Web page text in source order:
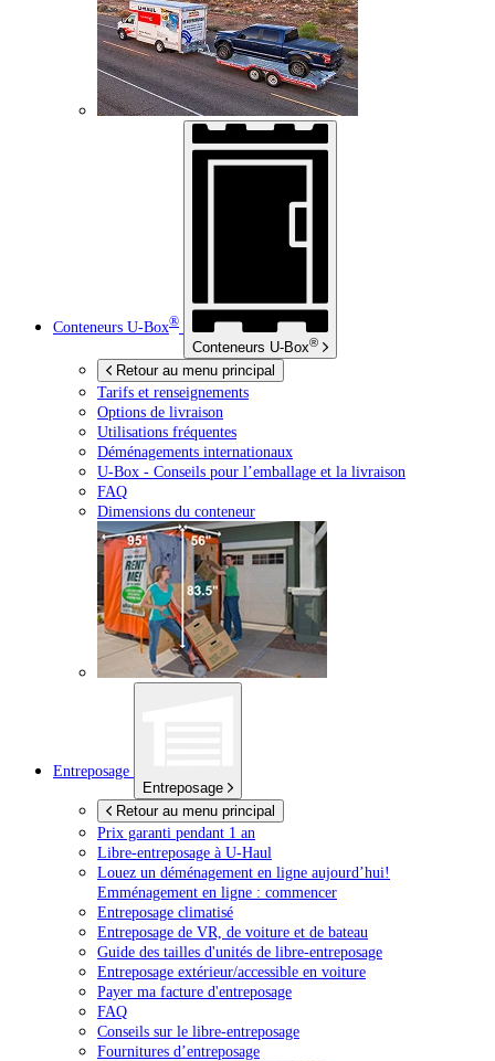
Conteneurs U-Box®
Conteneurs U-Box®
Retour au menu principal
Tarifs et renseignements
Options de livraison
Utilisations fréquentes
Déménagements internationaux
U-Box - Conseils pour l’emballage et la livraison
FAQ
Dimensions du conteneur
Entreposage
Entreposage
Retour au menu principal
Prix garanti pendant 1 an
Libre-entreposage à U-Haul
Louez un déménagement en ligne aujourd’hui!
Emménagement en ligne : commencer
Entreposage climatisé
Entreposage de VR, de voiture et de bateau
Guide des tailles d'unités de libre-entreposage
Entreposage extérieur/accessible en voiture
Payer ma facture d'entreposage
FAQ
Conseils sur le libre-entreposage
Fournitures d’entreposage